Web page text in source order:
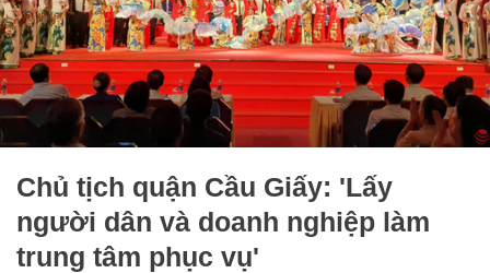
Chủ tịch quận Cầu Giấy: 'Lấy
người dân và doanh nghiệp làm
trung tâm phục vụ'